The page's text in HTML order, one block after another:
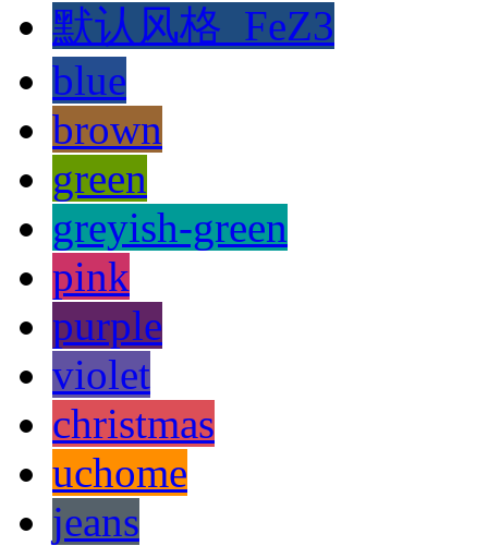
默认风格_FeZ3
blue
brown
green
greyish-green
pink
purple
violet
christmas
uchome
jeans